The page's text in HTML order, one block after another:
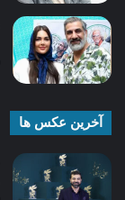
آخرین عکس ها